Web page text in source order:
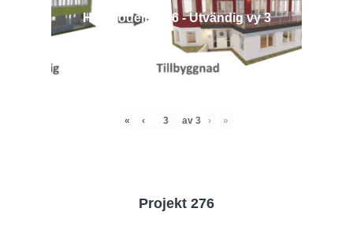
Husmodell 1966 - Utvändig vy 3
« ‹ av 3 › »
Projekt 276